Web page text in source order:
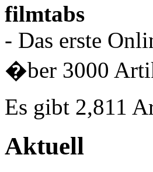
filmtabs
- Das erste
�ber 3000
Es gibt 2,811
Aktuell